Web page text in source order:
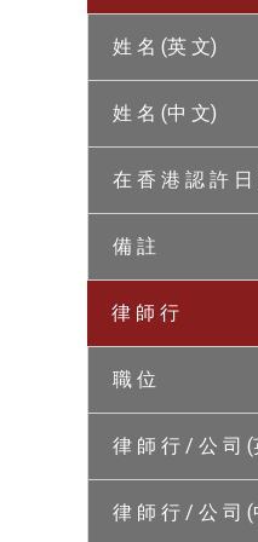
姓 名 (英 文)
姓 名 (中 文)
在 香 港 認 許 日
備 註
律 師 行
職 位
律 師 行 / 公 司 (
律 師 行 / 公 司 (